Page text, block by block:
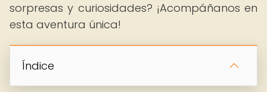
sorpresas y curiosidades? ¡Acompáñanos en
esta aventura única!
Índice